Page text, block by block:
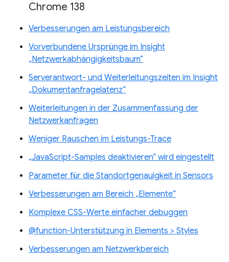
Chrome 138
Verbesserungen am Leistungsbereich
Vorverbundene Ursprünge im Insight
„Netzwerkabhängigkeitsbaum“
Serverantwort- und Weiterleitungszeiten im Insight
„Dokumentanfragelatenz“
Weiterleitungen in der Zusammenfassung der
Netzwerkanfragen
Weniger Rauschen im Leistungs-Trace
„JavaScript-Samples deaktivieren“ wird eingestellt
Parameter für die Standortgenauigkeit in Sensors
Verbesserungen am Bereich „Elemente“
Komplexe CSS-Werte einfacher debuggen
@function-Unterstützung in Elements > Styles
Verbesserungen am Netzwerkbereich